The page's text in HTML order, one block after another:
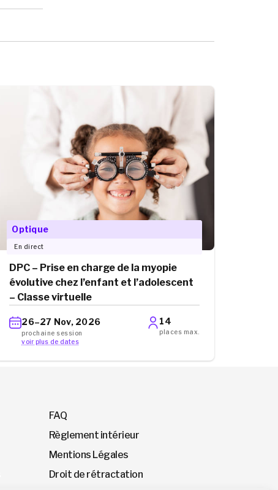
Optique
En direct
DPC – Prise en charge de la myopie
évolutive chez l’enfant et l’adolescent
– Classe virtuelle
26–27 Nov, 2026
prochaine session
voir plus de dates
14
places max.
FAQ
Règlement intérieur
Mentions Légales
Droit de rétractation